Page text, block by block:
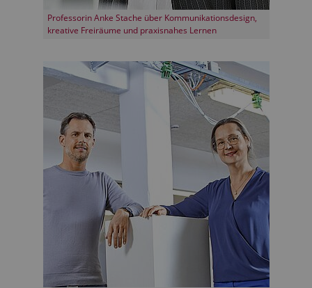
Professorin Anke Stache über Kommunikationsdesign,
kreative Freiräume und praxisnahes Lernen